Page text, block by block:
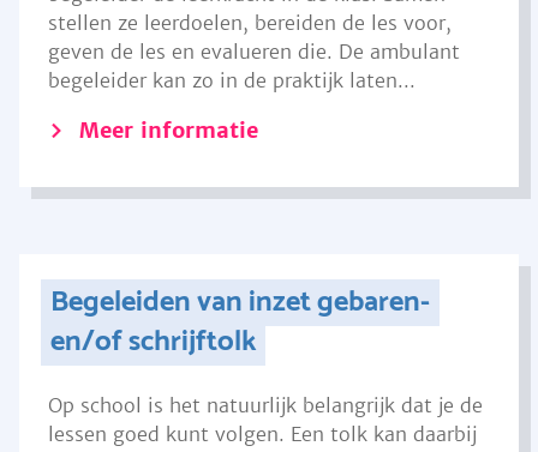
stellen ze leerdoelen, bereiden de les voor,
geven de les en evalueren die. De ambulant
begeleider kan zo in de praktijk laten...
Meer informatie
Begeleiden van inzet gebaren-
en/of schrijftolk
Op school is het natuurlijk belangrijk dat je de
lessen goed kunt volgen. Een tolk kan daarbij